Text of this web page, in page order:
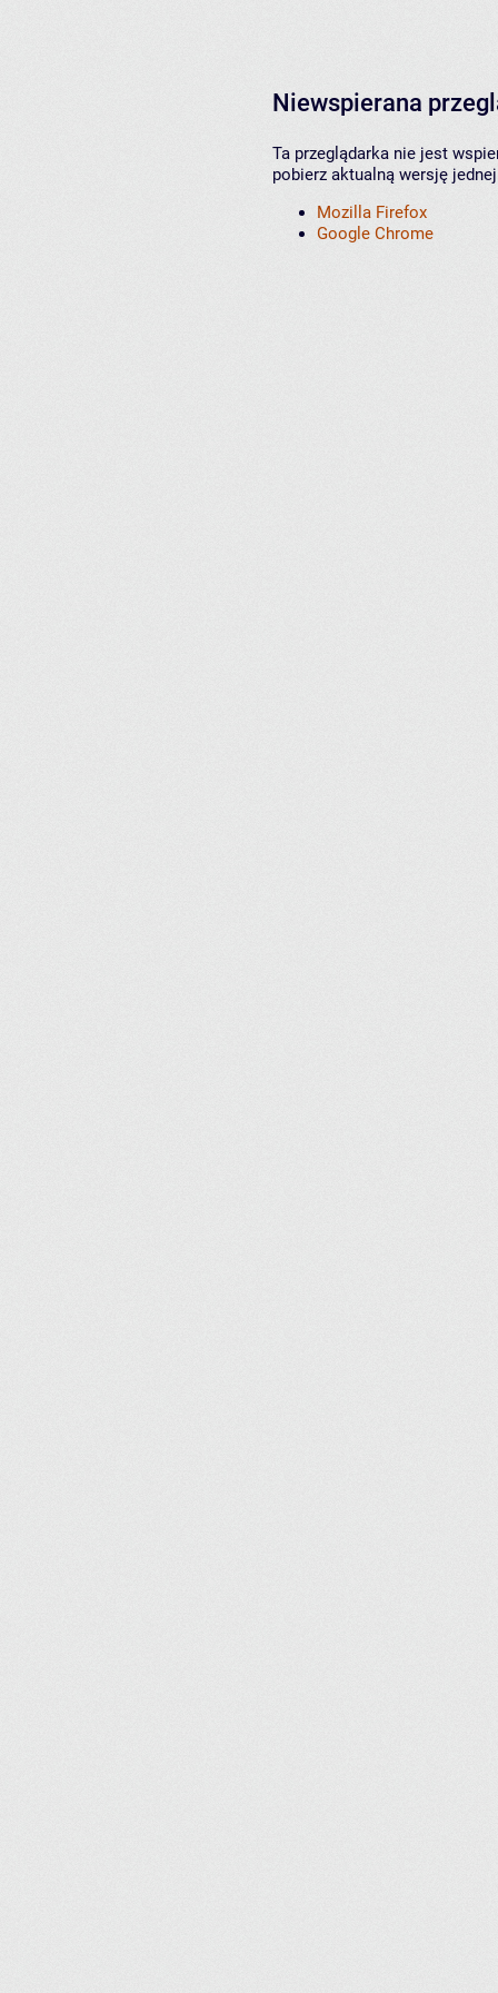
Niewspierana
Ta przeglądarka nie jest
pobierz aktualną wersję
Mozilla Firefox
Google Chrome